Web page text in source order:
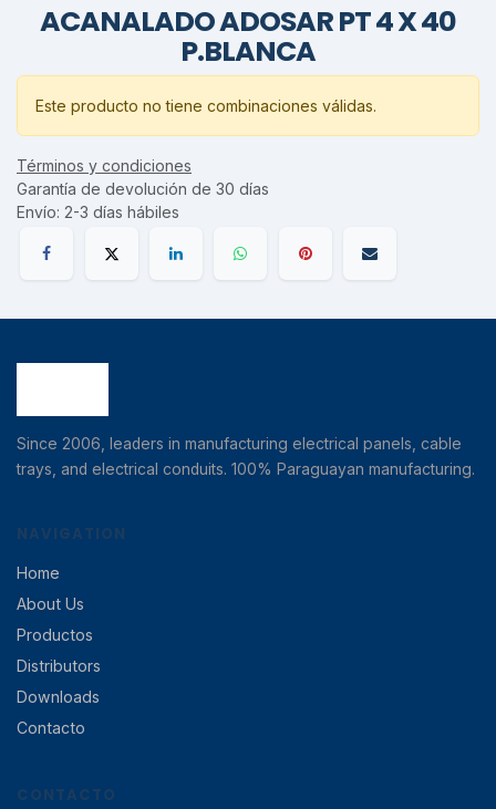
ACANALADO ADOSAR PT 4 X 40
P.BLANCA
Este producto no tiene combinaciones válidas.
Términos y condiciones
Garantía de devolución de 30 días
Envío: 2-3 días hábiles
Since 2006, leaders in manufacturing electrical panels, cable
trays, and electrical conduits. 100% Paraguayan manufacturing.
NAVIGATION
Home
About Us
Productos
Distributors
Downloads
Contacto
CONTACTO